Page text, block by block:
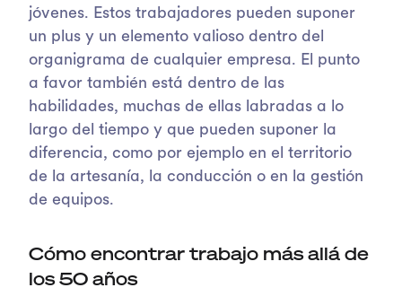
jóvenes. Estos trabajadores pueden suponer
un plus y un elemento valioso dentro del
organigrama de cualquier empresa. El punto
a favor también está dentro de las
habilidades, muchas de ellas labradas a lo
largo del tiempo y que pueden suponer la
diferencia, como por ejemplo en el territorio
de la artesanía, la conducción o en la gestión
de equipos.
Cómo encontrar trabajo más allá de
los 50 años